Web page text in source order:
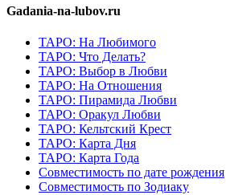
Gadania-na-lubov.ru
ТАРО: На Любимого
ТАРО: Что Делать?
ТАРО: Выбор в Любви
ТАРО: На Отношения
ТАРО: Пирамида Любви
ТАРО: Оракул Любви
ТАРО: Кельтский Крест
ТАРО: Карта Дня
ТАРО: Карта Года
Cовместимость по дате рождения
Cовместимость по Зодиаку